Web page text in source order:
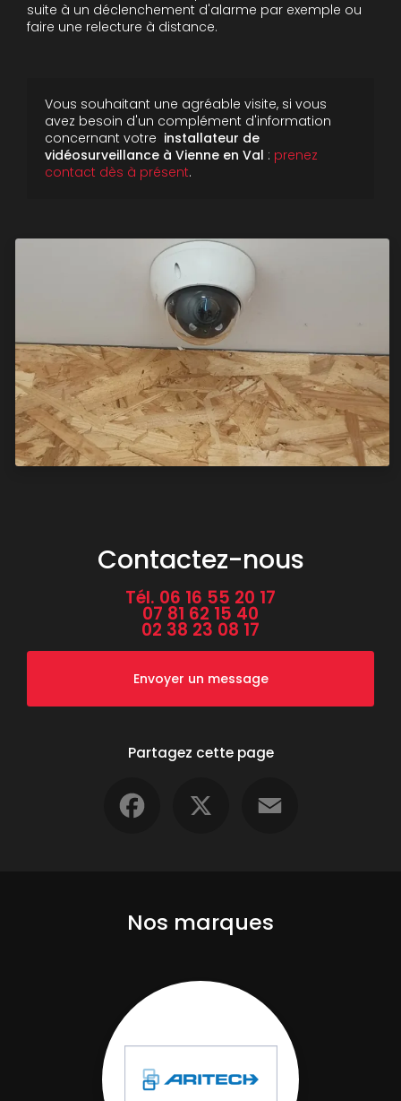
suite à un déclenchement d'alarme par exemple ou
faire une relecture à distance.
Vous souhaitant une agréable visite, si vous
avez besoin d'un complément d'information
concernant votre installateur de
vidéosurveillance à Vienne en Val : prenez
contact dès à présent.
Contactez-nous
Tél. 06 16 55 20 17
07 81 62 15 40
02 38 23 08 17
Envoyer un message
Partagez cette page
Nos marques